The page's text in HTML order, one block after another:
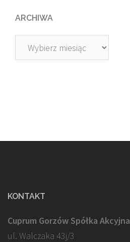
ARCHIWA
Archiwa
KONTAKT
Cuprum Gorzów Spółka Akcyjna
ul. Walczaka 43j/3